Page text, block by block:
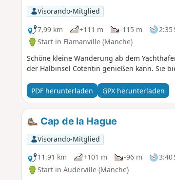
Visorando-Mitglied
7,99 km
+111 m -115 m 2:35
Start in Flamanville (Manche)
Schöne kleine Wanderung ab dem
der Halbinsel Cotentin genießen kann. Sie
PDF herunterladen GPX herunterladen
Cap de la Hague
Visorando-Mitglied
11,91 km
+101 m -96 m 3:40
Start in Auderville (Manche)